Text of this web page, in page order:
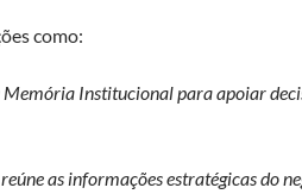
como:
Memória Institucional para apoiar
as informações estratégicas do